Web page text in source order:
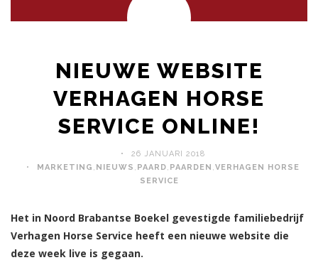
NIEUWE WEBSITE
VERHAGEN HORSE
SERVICE ONLINE!
26 JANUARI 2018
MARKETING , NIEUWS , PAARD, PAARDEN ,VERHAGEN HORSE
SERVICE
Het in Noord Brabantse Boekel gevestigde familiebedrijf
Verhagen Horse Service heeft een nieuwe website die
deze week live is gegaan.